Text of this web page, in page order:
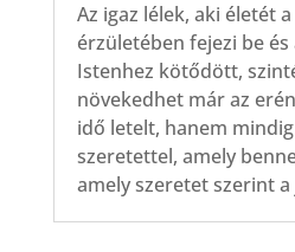
Az igaz lélek, aki életét
érzületében fejezi be
Istenhez kötődött,
növekedhet már az
idő letelt, hanem
szeretettel, amely
amely szeretet szerint